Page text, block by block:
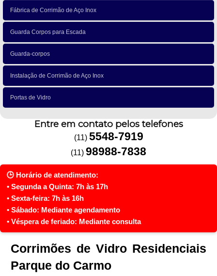
Fábrica de Corrimão de Aço Inox
Guarda Corpos para Escada
Guarda-corpos
Instalação de Corrimão de Aço Inox
Portas de Vidro
Entre em contato pelos telefones
(11) 5548-7919
(11) 98988-7838
Corrimões de Vidro Residenciais
Parque do Carmo